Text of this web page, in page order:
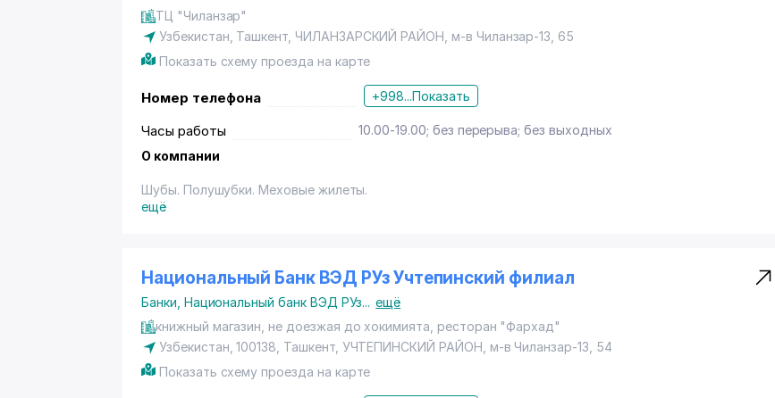
ТЦ "Чиланзар"
Узбекистан, Ташкент ЧИЛАНЗАРСКИЙ РАЙОН м-в Чиланзар-13 , 65
Показать схему проезда на карте
Номер телефона +998...Показать
Часы работы
10.00-19.00; без перерыва; без выходных
О компании
Шубы. Полушубки. Меховые жилеты.
ещё
Национальный Банк ВЭД РУз Учтепинский филиал
Банки Национальный банк ВЭД РУз... ещё
книжный магазин, не доезжая до хокимията, ресторан "Фархад"
Узбекистан, 100138, Ташкент, УЧТЕПИНСКИЙ РАЙОН м-в Чиланзар-13 , 54
Показать схему проезда на карте